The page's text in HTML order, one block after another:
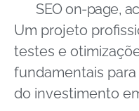
SEO on-page,
Um projeto
testes e
fundamentais
do investimento